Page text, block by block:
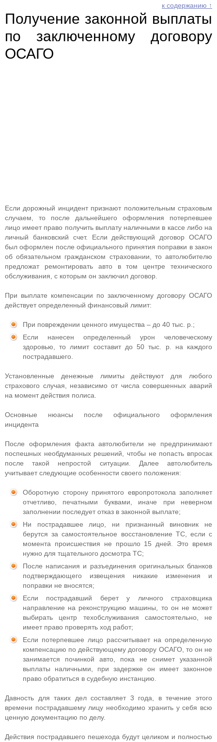
к содержанию ↑
Получение законной выплаты
по заключенному договору
ОСАГО
Если дорожный инцидент признают положительным страховым
случаем, то после дальнейшего оформления потерпевшее
лицо имеет право получить выплату наличными в кассе либо на
личный банковский счет. Если действующий договор ОСАГО
был оформлен после официального принятия поправки в закон
об обязательном гражданском страховании, то автолюбителю
предложат ремонтировать авто в том центре технического
обслуживания, с которым он заключил договор.
При выплате компенсации по заключенному договору ОСАГО
действует определенный финансовый лимит:
При повреждении ценного имущества – до 40 тыс. р.;
Если нанесен определенный урон человеческому
здоровью, то лимит составит до 50 тыс. р. на каждого
пострадавшего.
Установленные денежные лимиты действуют для любого
страхового случая, независимо от числа совершенных аварий
на момент действия полиса.
Основные нюансы после официального оформления
инцидента
После оформления факта автолюбители не предпринимают
поспешных необдуманных решений, чтобы не попасть впросак
после такой непростой ситуации. Далее автолюбитель
учитывает следующие особенности своего положения:
Оборотную сторону принятого европротокола заполняет
отчетливо, печатными буквами, иначе при неверном
заполнении последует отказ в законной выплате;
Ни пострадавшее лицо, ни признанный виновник не
берутся за самостоятельное восстановление ТС, если с
момента происшествия не прошло 15 дней. Это время
нужно для тщательного досмотра ТС;
После написания и разъединения оригинальных бланков
подтверждающего извещения никакие изменения и
поправки не вносятся;
Если пострадавший берет у личного страховщика
направление на реконструкцию машины, то он не может
выбирать центр техобслуживания самостоятельно, не
имеет право проверять ход работ;
Если потерпевшее лицо рассчитывает на определенную
компенсацию по действующему договору ОСАГО, то он не
занимается починкой авто, пока не снимет указанной
выплаты наличными, при задержке он имеет законное
право обратиться в судебную инстанцию.
Давность для таких дел составляет 3 года, в течение этого
времени пострадавшему лицу необходимо хранить у себя всю
ценную документацию по делу.
Действия пострадавшего пешехода будут целиком и полностью